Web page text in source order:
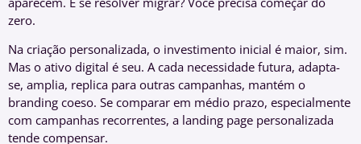
zero.
Na criação personalizada, o investimento inicial é maior, sim.
Mas o ativo digital é seu. A cada necessidade futura, adapta-
se, amplia, replica para outras campanhas, mantém o
branding coeso. Se comparar em médio prazo, especialmente
com campanhas recorrentes, a landing page personalizada
tende compensar.